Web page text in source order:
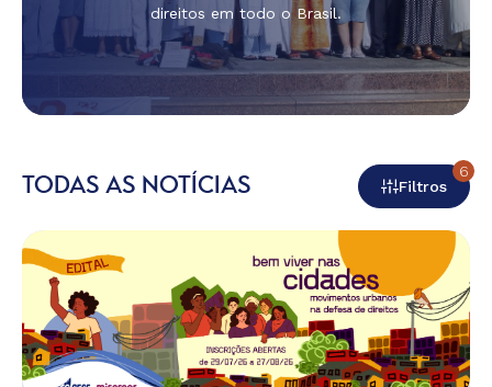
direitos em todo o Brasil.
TODAS AS NOTÍCIAS Filtros
6